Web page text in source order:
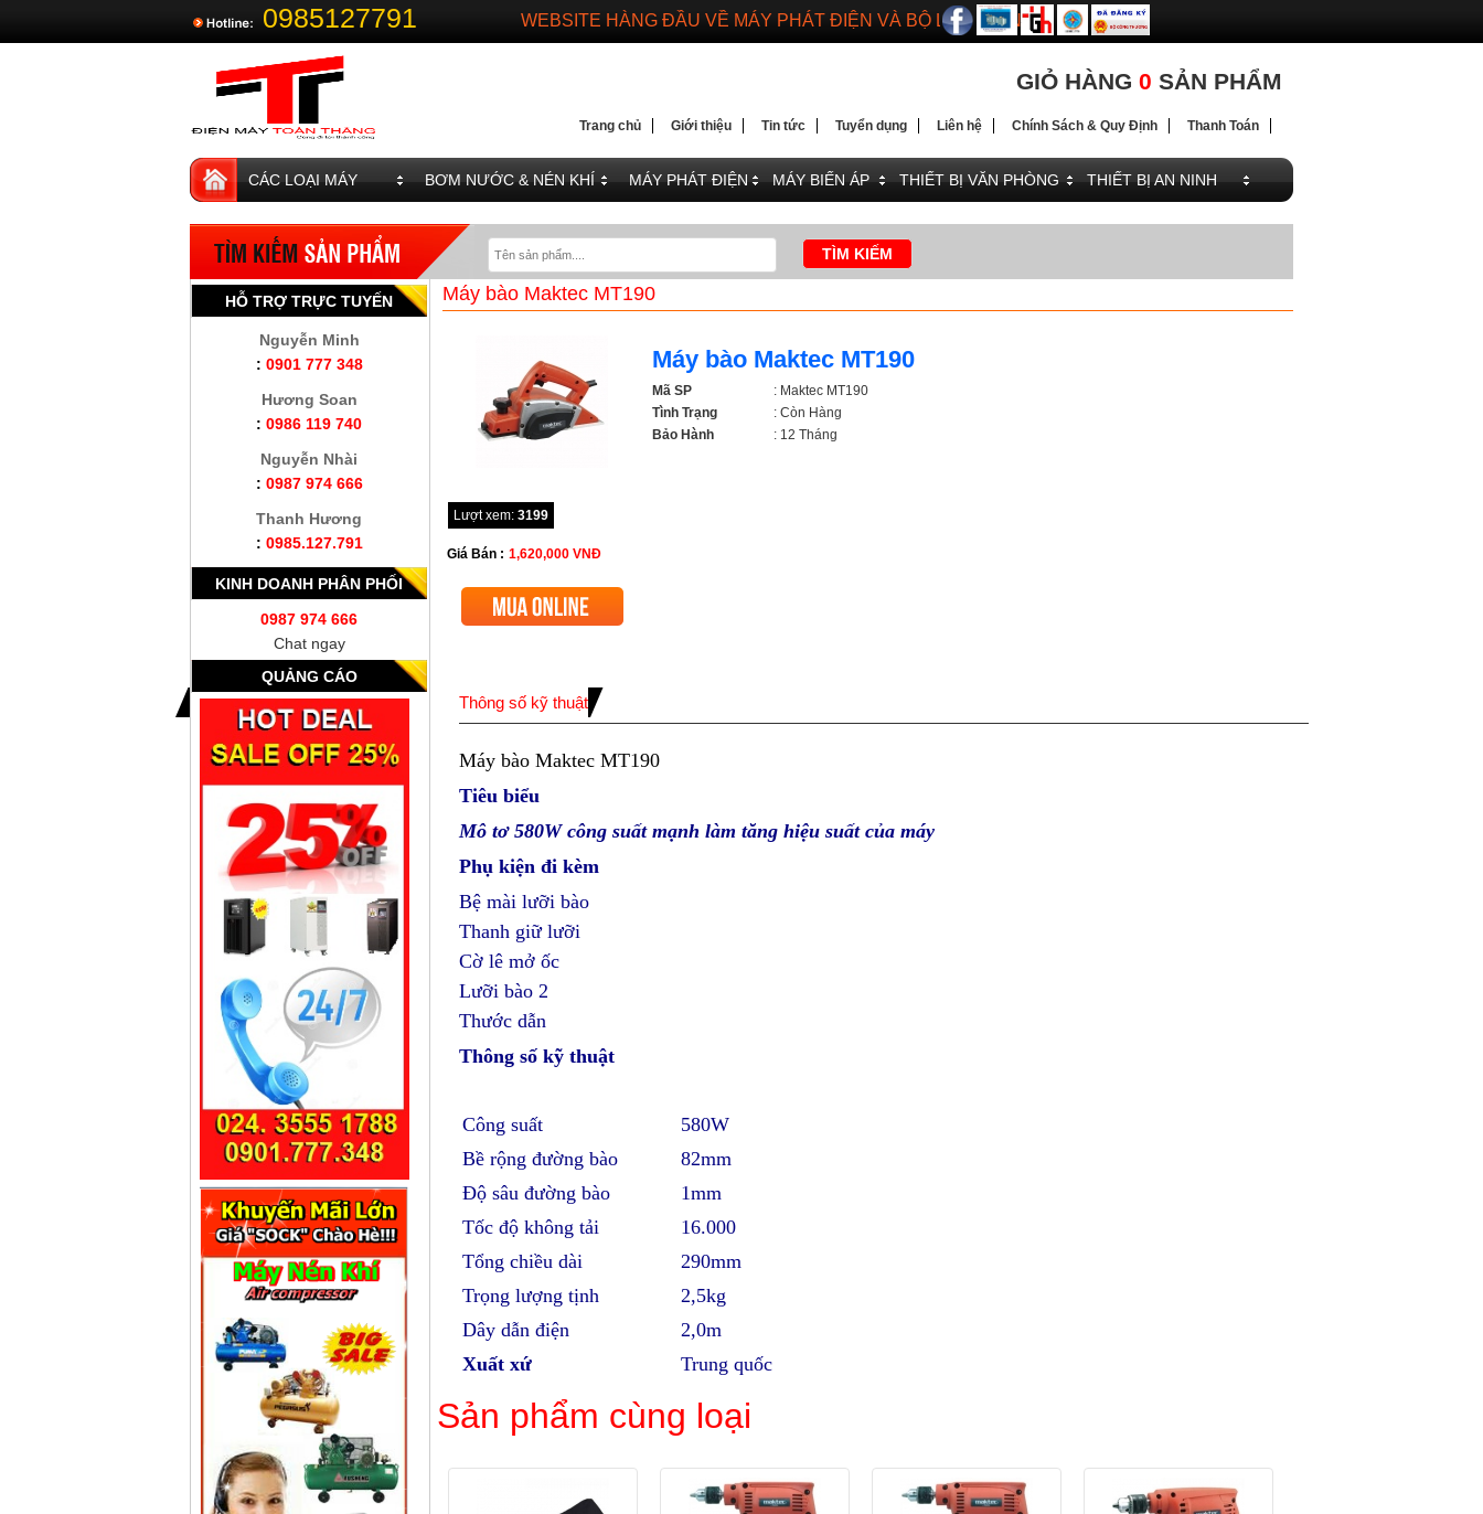
0985127791
DIENMAYTOANTHANG.COM
WEBSITE HÀNG ĐẦU VỀ MÁY PHÁT ĐIỆN VÀ BỘ LƯU ĐIỆN
GIỎ HÀNG 0 SẢN PHẨM
Trang chủ Giới thiệu Tin tức Tuyển dụng Liên hệ Chính Sách & Quy Định Thanh Toán
CÁC LOẠI MÁY BƠM NƯỚC & NÉN KHÍ MÁY PHÁT ĐIỆN MÁY BIẾN ÁP THIẾT BỊ VĂN PHÒNG THIẾT BỊ AN NINH
Máy bào Maktec MT190
Lượt xem: 3199
Giá Bán : 1,620,000 VNĐ
Máy bào Maktec MT190
Mã SP
: Maktec MT190
Tình Trạng
: Còn Hàng
Bảo Hành
: 12 Tháng
Thông số kỹ thuật
Máy bào Maktec MT190
Tiêu biểu
Mô tơ 580W công suất mạnh làm tăng hiệu suất của máy
Phụ kiện đi kèm
Bệ mài lưỡi bào
Thanh giữ lưỡi
Cờ lê mở ốc
Lưỡi bào 2
Thước dẫn
Thông số kỹ thuật
Công suất
580W
Bề rộng đường bào
82mm
Độ sâu đường bào
1mm
Tốc độ không tải
16.000
Tổng chiều dài
290mm
Trọng lượng tịnh
2,5kg
Dây dẫn điện
2,0m
Xuất xứ
Trung quốc
Sản phẩm cùng loại
HỖ TRỢ TRỰC TUYẾN
Nguyễn Minh
: 0901 777 348
Hương Soan
: 0986 119 740
Nguyễn Nhài
: 0987 974 666
Thanh Hương
: 0985.127.791
KINH DOANH PHÂN PHỐI
0987 974 666
Chat ngay
QUẢNG CÁO